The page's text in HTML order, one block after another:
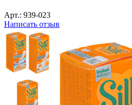
Арт.: 939-023
Написать отзыв